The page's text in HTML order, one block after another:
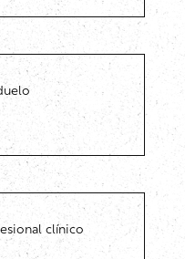
clínico